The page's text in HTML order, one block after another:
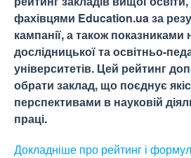
фахівцями Education.ua за
кампанії, а також показниками
дослідницької та освітньо-
університетів. Цей рейтинг
обрати заклад, що поєднує
перспективами в науковій
праці.
Докладніше про рейтинг і